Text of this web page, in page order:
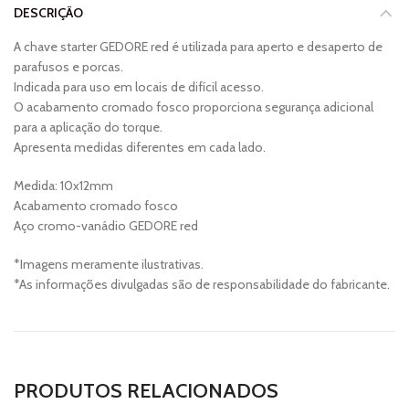
DESCRIÇÃO
A chave starter GEDORE red é utilizada para aperto e desaperto de
parafusos e porcas.
Indicada para uso em locais de difícil acesso.
O acabamento cromado fosco proporciona segurança adicional
para a aplicação do torque.
Apresenta medidas diferentes em cada lado.
Medida: 10x12mm
Acabamento cromado fosco
Aço cromo-vanádio GEDORE red
*Imagens meramente ilustrativas.
*As informações divulgadas são de responsabilidade do fabricante.
PRODUTOS RELACIONADOS